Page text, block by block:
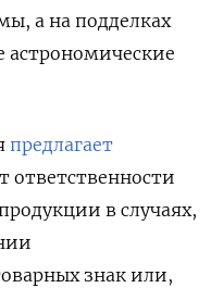
а на подделках
астрономические
предлагает
ответственности
в случаях,
знак или,